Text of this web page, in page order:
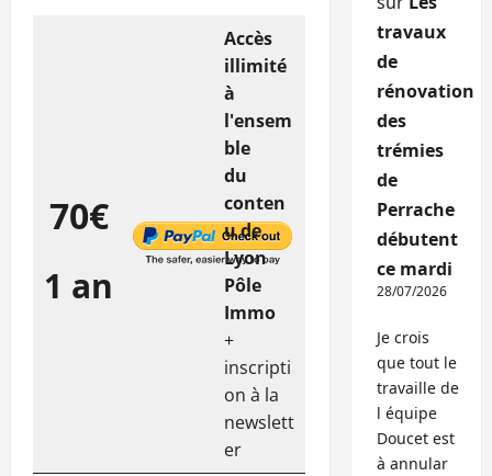
70€
1 an
Accès
illimité
à
l'ensem
ble
du
conten
u de
Lyon
Pôle
Immo
+
inscripti
on à la
newslett
er
travaux
de
rénovation
des
trémies
de
Perrache
débutent
ce mardi
28/07/2026
Je crois
que tout le
travaille de
l équipe
Doucet est
à annular